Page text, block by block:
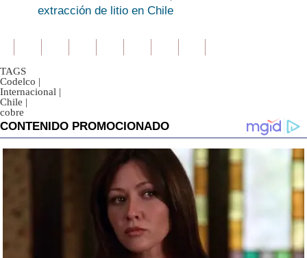
extracción de litio en Chile
TAGS
Codelco |
Internacional |
Chile |
cobre